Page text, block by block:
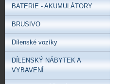
BATERIE - AKUMULÁTORY
BRUSIVO
Dílenské vozíky
DÍLENSKÝ NÁBYTEK A
VYBAVENÍ